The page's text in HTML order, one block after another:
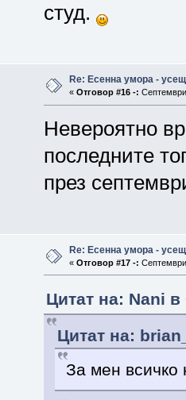
студ.
Re: Есенна умора -
« Отговор #16 -:
Невероятно
последните
през
Re: Есенна умора -
« Отговор #17 -:
Цитат на: Nani
Цитат на:
За мен всичко